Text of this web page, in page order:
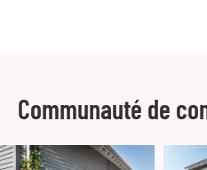
Communauté de